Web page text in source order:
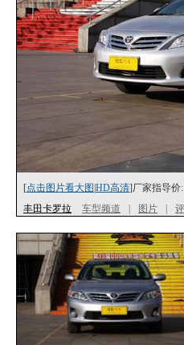
[点击图片看大图 HD高清]厂家指导价:
丰田卡罗拉
车型频道 图片